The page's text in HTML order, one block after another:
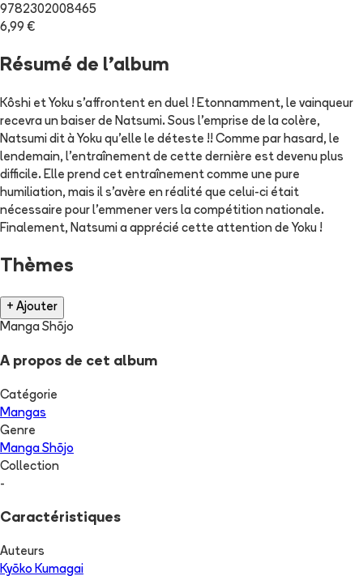
9782302008465
6,99 €
Résumé de l'album
Kôshi et Yoku s'affrontent en duel ! Etonnamment, le vainqueur
recevra un baiser de Natsumi. Sous l'emprise de la colère,
Natsumi dit à Yoku qu'elle le déteste !! Comme par hasard, le
lendemain, l'entraînement de cette dernière est devenu plus
difficile. Elle prend cet entraînement comme une pure
humiliation, mais il s'avère en réalité que celui-ci était
nécessaire pour l'emmener vers la compétition nationale.
Finalement, Natsumi a apprécié cette attention de Yoku !
Thèmes
+ Ajouter
Manga Shōjo
A propos de cet album
Catégorie
Mangas
Genre
Manga Shōjo
Collection
-
Caractéristiques
Auteurs
Kyōko Kumagai